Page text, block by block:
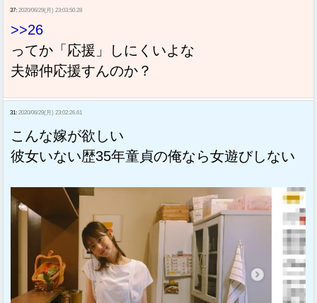
37: 2020/06/29(月) 23:03:50.28
>>26
ってか「応援」しにくいよな
夫婦仲応援すんのか？
31: 2020/06/29(月) 23:02:26.61
こんな嫁が欲しい
彼女いない歴35年童貞の俺なら女遊びしない